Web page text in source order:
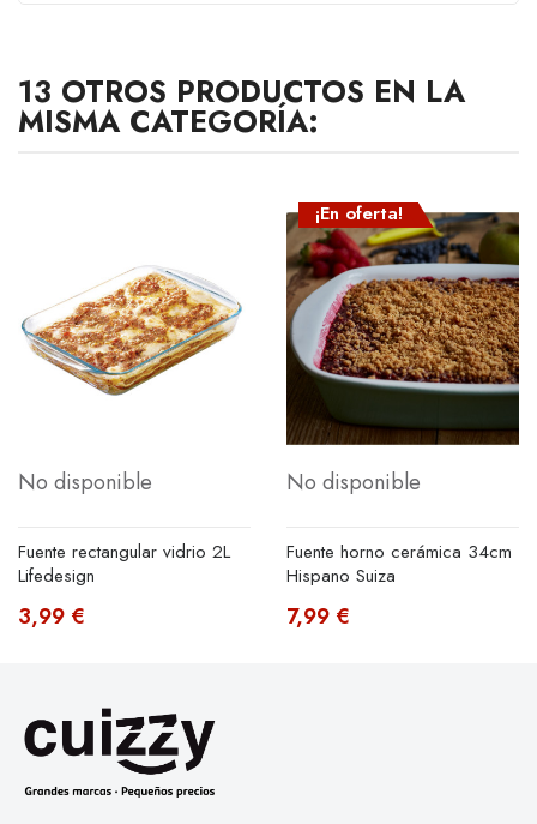
13 OTROS PRODUCTOS EN LA
MISMA CATEGORÍA:
No disponible
Fuente rectangular vidrio 2L
Lifedesign
3,99 €
¡En oferta!
No disponible
Fuente horno cerámica 34cm
Hispano Suiza
7,99 €